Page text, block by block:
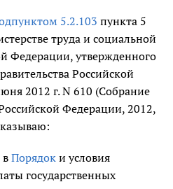
5.2.103 пункта 5
труда и социальной
Федерации, утвержденного
Российской
2012 г. N 610 (Собрание
Федерации, 2012,
Порядок и условия
государственных